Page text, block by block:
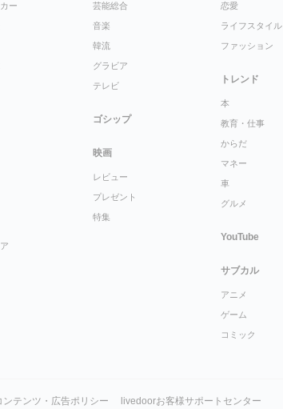
ー 芸能総合
音楽
韓流
グラビア
テレビ
ゴシップ
映画
レビュー
プレゼント
特集
恋愛
ライフスタイル
ファッション
トレンド
本
教育・仕事
からだ
マネー
車
グルメ
YouTube
サブカル
アニメ
ゲーム
コミック
ンテンツ・広告ポリシー livedoorお客様サポートセンター